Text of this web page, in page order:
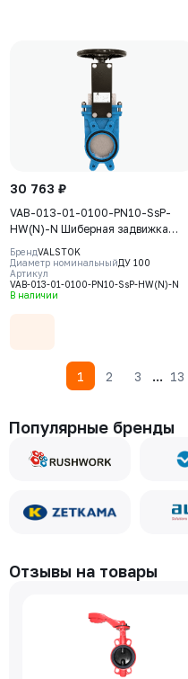
30 763 ₽
VAB-013-01-0100-PN10-SsP-
HW(N)-N Шиберная задвижка
Valstok, серия VAB, DN0100, PN10,
штурвал, невыдвижной шток,
корпус GJS-400-15 (GGG40), нож
AISI304, седловое уплотнение
БрендVALSTOK
Диаметр номинальныйДУ 100
Артикул
VAB-013-01-0100-PN10-SsP-HW(N)-N
В наличии
1 2 3 ... 13
Популярные бренды
Отзывы на товары